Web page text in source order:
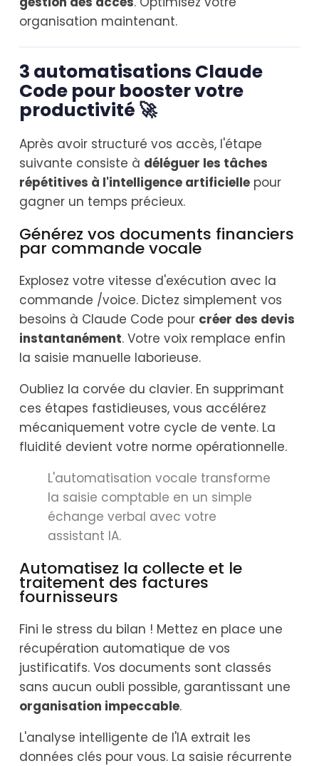
organisation maintenant.
3 automatisations Claude
Code pour booster votre
productivité 🚀
Après avoir structuré vos accès, l'étape
suivante consiste à déléguer les tâches
répétitives à l'intelligence artificielle pour
gagner un temps précieux.
Générez vos documents financiers
par commande vocale
Explosez votre vitesse d'exécution avec la
commande /voice. Dictez simplement vos
besoins à Claude Code pour créer des devis
instantanément. Votre voix remplace enfin
la saisie manuelle laborieuse.
Oubliez la corvée du clavier. En supprimant
ces étapes fastidieuses, vous accélérez
mécaniquement votre cycle de vente. La
fluidité devient votre norme opérationnelle.
L'automatisation vocale transforme
la saisie comptable en un simple
échange verbal avec votre
assistant IA.
Automatisez la collecte et le
traitement des factures
fournisseurs
Fini le stress du bilan ! Mettez en place une
récupération automatique de vos
justificatifs. Vos documents sont classés
sans aucun oubli possible, garantissant une
organisation impeccable.
L'analyse intelligente de l'IA extrait les
données clés pour vous. La saisie récurrente